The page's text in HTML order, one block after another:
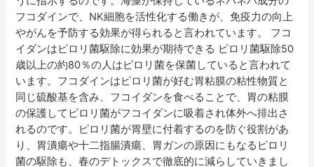
フコダインで、NK細胞を活性化する働きが、免疫力の向上
やがんを予防する効果が得られると言われています。 フコ
イダンはピロリ菌駆除に効果が期待できる ピロリ菌駆除50
歳以上の約80％の人はピロリ菌を保菌していると言われて
います。フコダインはピロリ菌が好む胃粘膜の粘性物質と
同じ硫酸基を含み、フコイダンを食べることで、胃の粘膜
の保護してピロリ菌がフコイダンに吸着され体外へ排出さ
れるのです。ピロリ菌が胃壁に付着するのを防ぐ役割があ
り、胃潰瘍や十二指腸潰瘍、胃ガンの原因にもなるピロリ
菌の駆除も、春のデトックスで徹底的に減らしていきまし
う